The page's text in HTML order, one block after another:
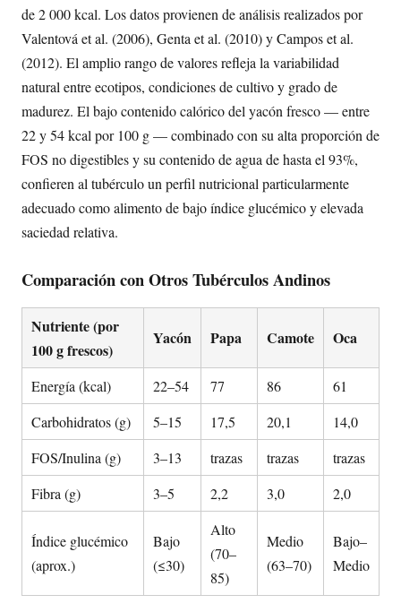
de 2 000 kcal. Los datos provienen de análisis realizados por
Valentová et al. (2006), Genta et al. (2010) y Campos et al.
(2012). El amplio rango de valores refleja la variabilidad
natural entre ecotipos, condiciones de cultivo y grado de
madurez. El bajo contenido calórico del yacón fresco — entre
22 y 54 kcal por 100 g — combinado con su alta proporción de
FOS no digestibles y su contenido de agua de hasta el 93%,
confieren al tubérculo un perfil nutricional particularmente
adecuado como alimento de bajo índice glucémico y elevada
saciedad relativa.
Comparación con Otros Tubérculos Andinos
Nutriente (por
100 g frescos)
Yacón Papa Camote Oca
Energía (kcal) 22–54 77 86
61
Carbohidratos (g)
5–15 17,5 20,1
14,0
FOS/Inulina (g)
3–13 trazas trazas
trazas
Fibra (g)
3–5 2,2 3,0 2,0
Índice glucémico
(aprox.)
Bajo
(≤30)
Alto
(70–
85)
Medio
(63–70)
Bajo–
Medio